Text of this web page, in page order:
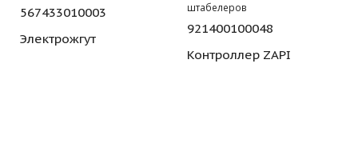
567433010003
Электрожгут
штабелеров
921400100048
Контроллер ZAPI